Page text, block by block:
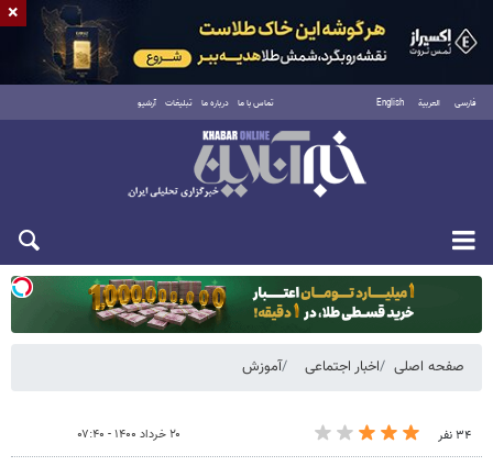
فارسی العربية English تماس با ما درباره ما تبلیغات آرشیو
دوشنبه ۱۹ مرداد ۱۴۰۵
صفحه اصلی اخبار اجتماعی آموزش
۳۴ نفر ۲۰ خرداد ۱۴۰۰ - ۰۷:۴۰
×